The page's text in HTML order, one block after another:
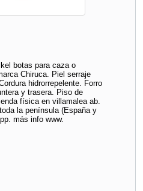
botas para caza o
Chiruca. Piel serraje
hidrorrepelente. Forro
y trasera. Piso de
física en villamalea ab.
la península (España y
más info www.